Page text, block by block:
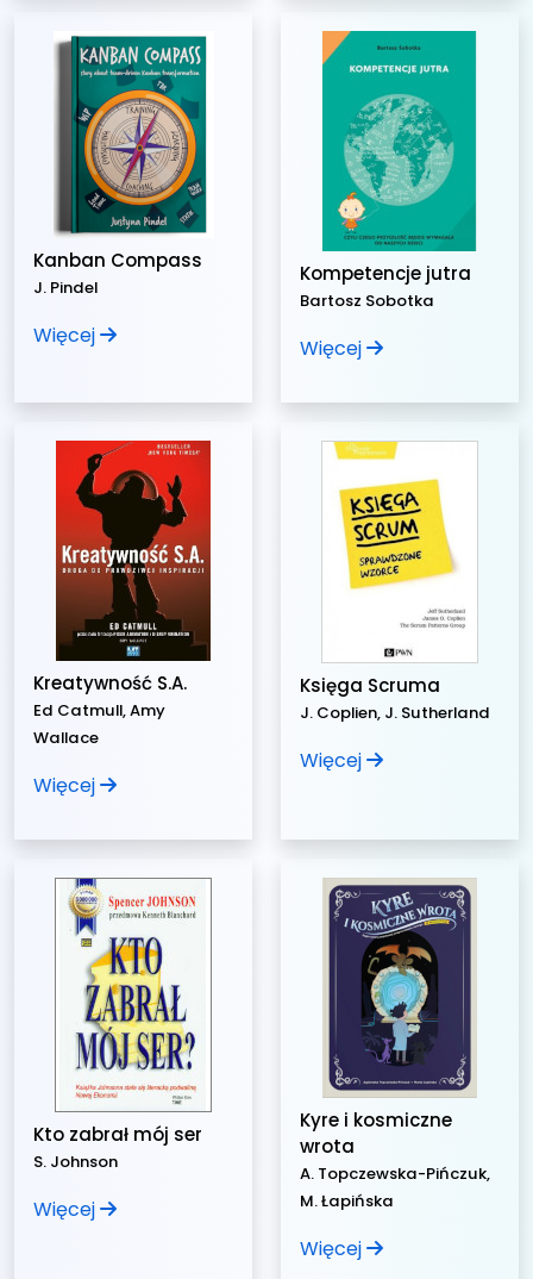
Kanban Compass
J. Pindel
Więcej
Kompetencje jutra
Bartosz Sobotka
Więcej
Kreatywność S.A.
Ed Catmull, Amy
Wallace
Więcej
Księga Scruma
J. Coplien, J. Sutherland
Więcej
Kto zabrał mój ser
S. Johnson
Więcej
Kyre i kosmiczne
wrota
A. Topczewska-Pińczuk,
M. Łapińska
Więcej